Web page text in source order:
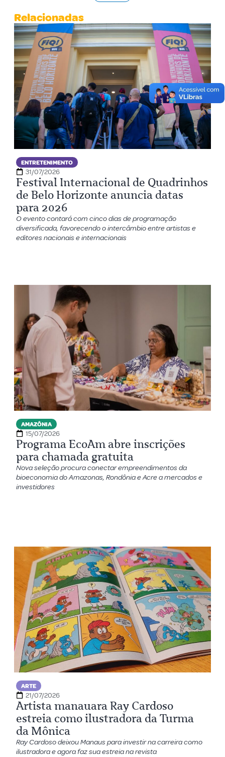
Relacionadas
ENTRETENIMENTO
31/07/2026
Festival Internacional de Quadrinhos
de Belo Horizonte anuncia datas
para 2026
O evento contará com cinco dias de programação
diversificada, favorecendo o intercâmbio entre artistas e
editores nacionais e internacionais
AMAZÔNIA
15/07/2026
Programa EcoAm abre inscrições
para chamada gratuita
Nova seleção procura conectar empreendimentos da
bioeconomia do Amazonas, Rondônia e Acre a mercados e
investidores
ARTE
21/07/2026
Artista manauara Ray Cardoso
estreia como ilustradora da Turma
da Mônica
Ray Cardoso deixou Manaus para investir na carreira como
ilustradora e agora faz sua estreia na revista